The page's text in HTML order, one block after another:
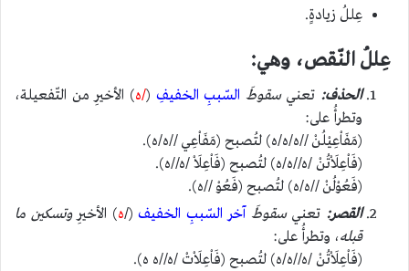
عِللُ زيادةٍ.
عِللُ النّقص، وهي:
الحذف: تعنيسقوطَ السّببِ الخفيفِ (/ه) الأخيرِ من التّفعيلة،
وتطرأُ على:
(مَفَاْعِيْلُنْ //ه/ه/ه) لتُصبح (مَفَاْعِي //ه/ه).
(فَاْعِلَاْتُنْ /ه//ه/ه) لتُصبح (فَاْعِلَاْ /ه//ه).
(فَعُوْلُنْ //ه/ه) لتُصبح (فَعُوْ //ه).
القصر: تعنيسقوطَ آخر السّببِ الخفيف(/ه) الأخيرِوتسكين ما
قبله، وتطرأُ على:
(فَاْعِلَاْتُنْ /ه//ه/ه) لتُصبح (فَاْعِلَاْتْ /ه//ه ه).